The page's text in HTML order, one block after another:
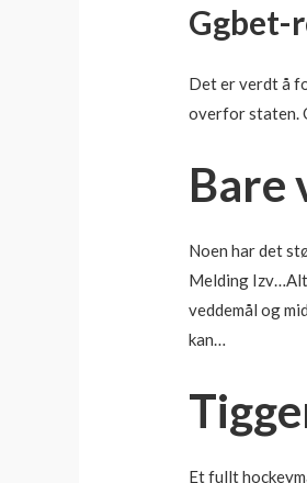
Ggbet-
Det er verdt å
overfor staten.
Bare
Noen har det
Melding Izv…Alt
veddemål og
kan…
Et fullt